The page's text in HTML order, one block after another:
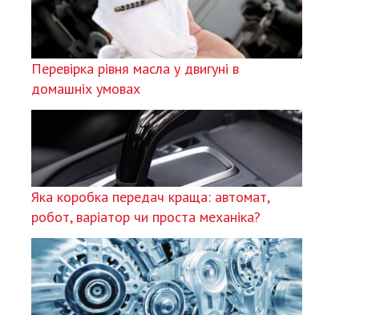
Перевірка рівня масла у двигуні в
домашніх умовах
Яка коробка передач краща: автомат,
робот, варіатор чи проста механіка?